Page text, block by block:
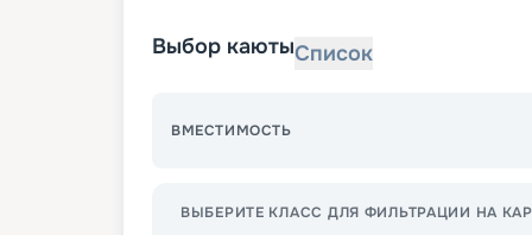
Выбор каютыСписок
ВМЕСТИМОСТЬ
ВЫБЕРИТЕ КЛАСС ДЛЯ ФИЛЬТРАЦИИ НА